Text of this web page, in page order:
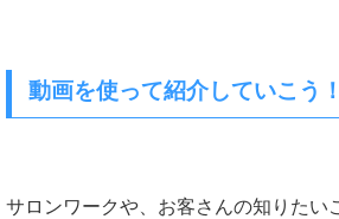
動画を使って紹介していこう！
サロンワークや、お客さんの知りたい